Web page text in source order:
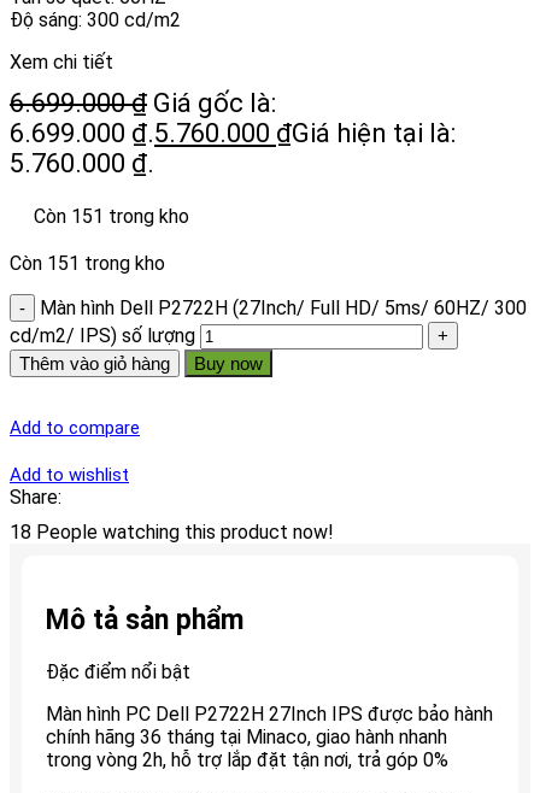
Độ sáng: 300 cd/m2
Xem chi tiết
6.699.000₫ Giá gốc là:
6.699.000 ₫.5.760.000 ₫Giá hiện tại là:
5.760.000 ₫.
Còn 151 trong kho
Còn 151 trong kho
Màn hình Dell P2722H (27Inch/ Full HD/ 5ms/ 60HZ/ 300
cd/m2/ IPS) số lượng
Thêm vào giỏ hàng Buy now
Add to compare
Add to wishlist
Share:
18 People watching this product now!
Mô tả sản phẩm
Đặc điểm nổi bật
Màn hình PC Dell P2722H 27Inch IPS được bảo hành
chính hãng 36 tháng tại Minaco, giao hành nhanh
trong vòng 2h, hỗ trợ lắp đặt tận nơi, trả góp 0%